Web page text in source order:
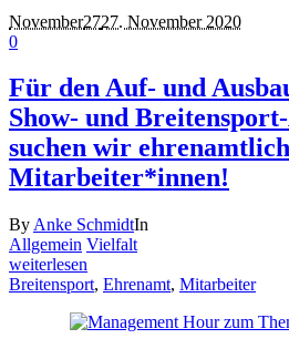
November2727. November 2020
0
Für den Auf- und
Show- und Breitensport-
suchen wir
Mitarbeiter*innen!
By Anke SchmidtIn
Allgemein Vielfalt
weiterlesen
Breitensport, Ehrenamt, Mitarbeiter